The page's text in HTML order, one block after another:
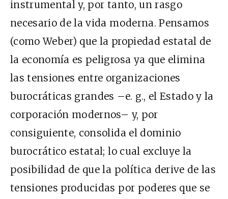
instrumental y, por tanto, un rasgo
necesario de la vida moderna. Pensamos
(como Weber) que la propiedad estatal de
la economía es peligrosa ya que elimina
las tensiones entre organizaciones
burocráticas grandes –e. g., el Estado y la
corporación modernos– y, por
consiguiente, consolida el dominio
burocrático estatal; lo cual excluye la
posibilidad de que la política derive de las
tensiones producidas por poderes que se